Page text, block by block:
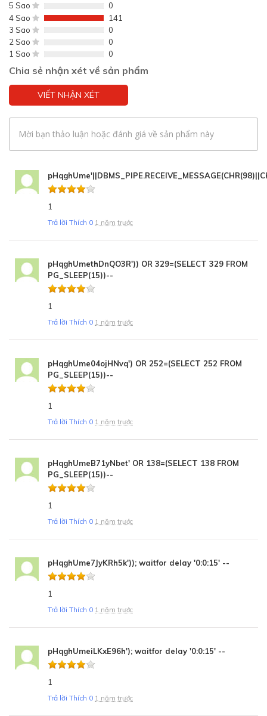
5 Sao
0
4 Sao
141
3 Sao
0
2 Sao
0
1 Sao
0
Chia sẻ nhận xét về sản phẩm
VIẾT NHẬN XÉT
Mời bạn thảo luận hoặc đánh giá về sản phẩm này
1
Trả lời Thích 0 1 năm trước
pHqghUmethDnQO3R')) OR 329=(SELECT 329 FROM
PG_SLEEP(15))--
1
Trả lời Thích 0 1 năm trước
pHqghUme04ojHNvq') OR 252=(SELECT 252 FROM
PG_SLEEP(15))--
1
Trả lời Thích 0 1 năm trước
pHqghUmeB71yNbet' OR 138=(SELECT 138 FROM
PG_SLEEP(15))--
1
Trả lời Thích 0 1 năm trước
pHqghUme7JyKRh5k')); waitfor delay '0:0:15' --
1
Trả lời Thích 0 1 năm trước
pHqghUmeiLKxE96h'); waitfor delay '0:0:15' --
1
Trả lời Thích 0 1 năm trước